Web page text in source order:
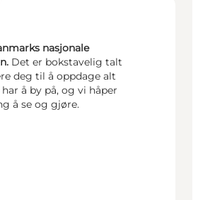
nasjonale
Det er bokstavelig talt
deg til å oppdage alt
å by på, og vi håper
å se og gjøre.